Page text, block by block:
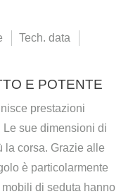
Tech. data
E POTENTE
prestazioni
Le sue dimensioni di
la corsa. Grazie alle
è particolarmente
di seduta hanno